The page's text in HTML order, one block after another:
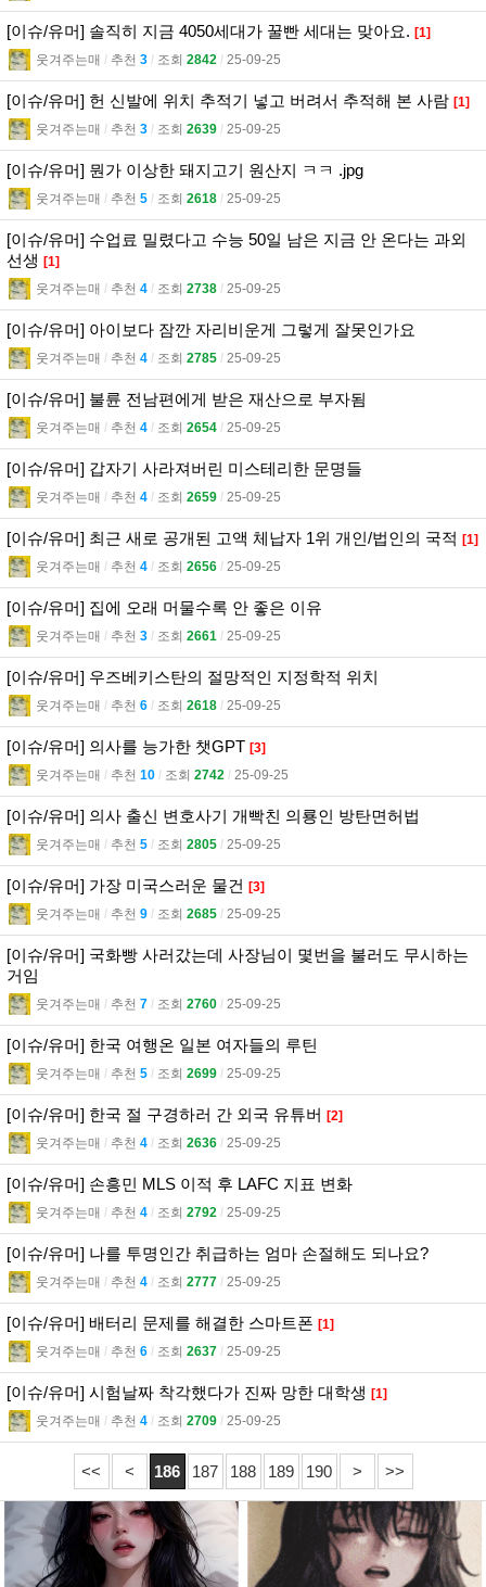
[이슈/유머] 솔직히 지금 4050세대가 꿀빤 세대는 맞아요. [1]
웃겨주는매 l 추천 3 l 조회 2842 l 25-09-25
[이슈/유머] 헌 신발에 위치 추적기 넣고 버려서 추적해 본 사람 [1]
웃겨주는매 l 추천 3 l 조회 2639 l 25-09-25
[이슈/유머] 뭔가 이상한 돼지고기 원산지 ㅋㅋ .jpg
웃겨주는매 l 추천 5 l 조회 2618 l 25-09-25
[이슈/유머] 수업료 밀렸다고 수능 50일 남은 지금 안 온다는 과외
선생 [1]
웃겨주는매 l 추천 4 l 조회 2738 l 25-09-25
[이슈/유머] 아이보다 잠깐 자리비운게 그렇게 잘못인가요
웃겨주는매 l 추천 4 l 조회 2785 l 25-09-25
[이슈/유머] 불륜 전남편에게 받은 재산으로 부자됨
웃겨주는매 l 추천 4 l 조회 2654 l 25-09-25
[이슈/유머] 갑자기 사라져버린 미스테리한 문명들
웃겨주는매 l 추천 4 l 조회 2659 l 25-09-25
[이슈/유머] 최근 새로 공개된 고액 체납자 1위 개인/법인의 국적 [1]
웃겨주는매 l 추천 4 l 조회 2656 l 25-09-25
[이슈/유머] 집에 오래 머물수록 안 좋은 이유
웃겨주는매 l 추천 3 l 조회 2661 l 25-09-25
[이슈/유머] 우즈베키스탄의 절망적인 지정학적 위치
웃겨주는매 l 추천 6 l 조회 2618 l 25-09-25
[이슈/유머] 의사를 능가한 챗GPT [3]
웃겨주는매 l 추천 10 l 조회 2742 l 25-09-25
[이슈/유머] 의사 출신 변호사기 개빡친 의룡인 방탄면허법
웃겨주는매 l 추천 5 l 조회 2805 l 25-09-25
[이슈/유머] 가장 미국스러운 물건 [3]
웃겨주는매 l 추천 9 l 조회 2685 l 25-09-25
[이슈/유머] 국화빵 사러갔는데 사장님이 몇번을 불러도 무시하는
거임
웃겨주는매 l 추천 7 l 조회 2760 l 25-09-25
[이슈/유머] 한국 여행온 일본 여자들의 루틴
웃겨주는매 l 추천 5 l 조회 2699 l 25-09-25
[이슈/유머] 한국 절 구경하러 간 외국 유튜버 [2]
웃겨주는매 l 추천 4 l 조회 2636 l 25-09-25
[이슈/유머] 손흥민 MLS 이적 후 LAFC 지표 변화
웃겨주는매 l 추천 4 l 조회 2792 l 25-09-25
[이슈/유머] 나를 투명인간 취급하는 엄마 손절해도 되나요?
웃겨주는매 l 추천 4 l 조회 2777 l 25-09-25
[이슈/유머] 배터리 문제를 해결한 스마트폰 [1]
웃겨주는매 l 추천 6 l 조회 2637 l 25-09-25
[이슈/유머] 시험날짜 착각했다가 진짜 망한 대학생 [1]
웃겨주는매 l 추천 4 l 조회 2709 l 25-09-25
<< < 186 187 188 189 190 > >>